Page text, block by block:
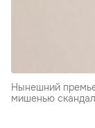
Нынешний
мишенью